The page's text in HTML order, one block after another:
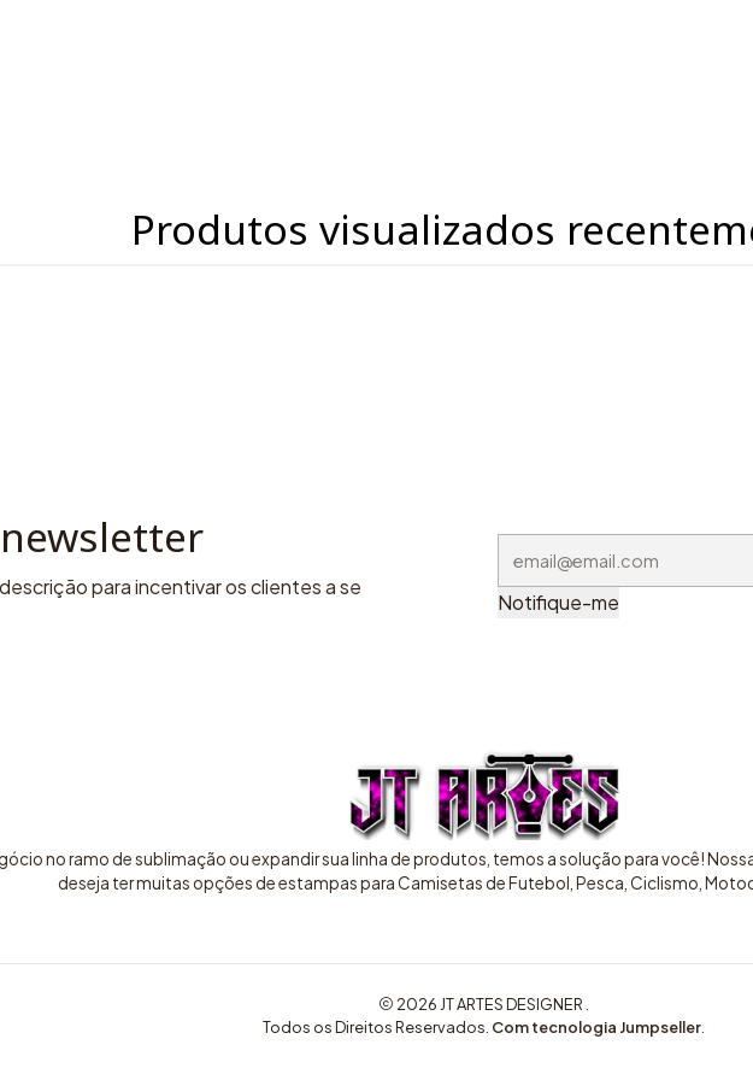
Produtos visualizados
para incentivar os clientes a se
Notifique-me
no ramo de sublimação ou expandir sua linha de produtos, temos a solução para você!
deseja ter muitas opções de estampas para Camisetas de Futebol, Pesca, Ciclismo,
2026 JT ARTES DESIGNER .
Todos os Direitos Reservados. Com tecnologia Jumpseller.